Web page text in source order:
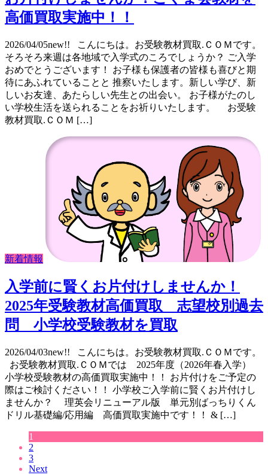
高価買取実施中！！
2026/04/05new!! こんにちは。お受験教材買取.ＣＯＭです。
そろそろ来週は各地域で入学式のころでしょうか？ ご入学
おめでとうございます！ お子様も保護者の皆様も喜びと期
待にあふれていることと 推察いたします。新しい学び、新
しいお友達、あたらしい先生との出会い。 お子様がたのし
い学校生活を送られることをお祈りいたします。 お受験
教材買取.ＣＯＭ […]
新着情報
入学前に賢くお片付けしませんか！
2025年受験教材高価買取 志望校別過去
問 小学校受験教材を買取
2026/04/03new!! こんにちは。お受験教材買取.ＣＯＭです。
お受験教材買取.ＣＯＭでは 2025年度（2026年春入学）
小学校受験教材の高価買取実施中！！ お片付けをご予定の
際はご検討ください！！ 小学校ご入学前に賢くお片付けし
ませんか？ 理英会リニューアル版 単元別ばっちりくん
ドリル基礎編/応用編 高価買取実施中です！！ & […]
1
2
3
Next